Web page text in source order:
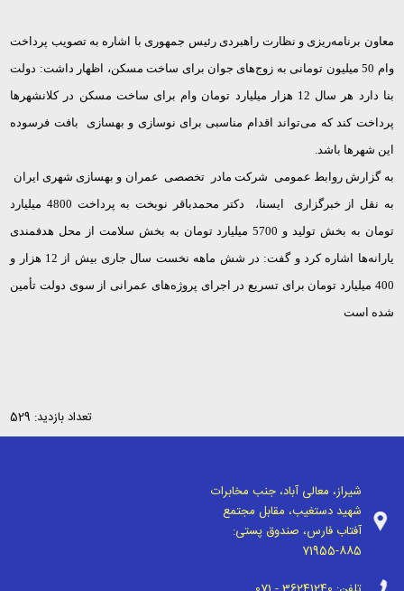
معاون برنامه‌ریزی و نظارت راهبردی رئیس جمهوری با اشاره به تصویب پرداخت
وام 50 میلیون تومانی به زوج‌های جوان برای ساخت مسکن، اظهار داشت: دولت
بنا دارد هر سال 12 هزار میلیارد تومان وام برای ساخت مسکن در کلانشهرها
پرداخت کند که می‌تواند اقدام مناسبی برای نوسازی و بهسازی بافت فرسوده
این شهرها باشد.
به گزارش روابط عمومی شرکت مادر تخصصی عمران و بهسازی شهری ایران
به نقل از خبرگزاری ایسنا، دکتر محمدباقر نوبخت به پرداخت 4800 میلیارد
تومان به بخش تولید و 5700 میلیارد تومان به بخش سلامت از محل هدفمندی
یارانه‌ها اشاره کرد و گفت: در شش ماهه نخست سال جاری بیش از 12 هزار و
400 میلیارد تومان برای تسریع در اجرای پروژه‌های عمرانی از سوی دولت تأمین
شده است
تعداد بازدید: 529
شیراز، معالی آباد، جنب مخابرات
شهید دستغیب، مقابل مجتمع
آفتاب فارس، صندوق پستی:
71955-885